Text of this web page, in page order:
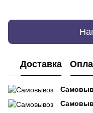
Доставка